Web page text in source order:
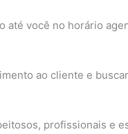
até você no horário
ao cliente e
profissionais e